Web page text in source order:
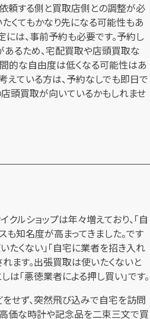
頼する側と買取店側との調整が必
たくてもかなり先になる可能性もあ
には、事前予約も必要です。予約し
るため、宅配買取や店頭買取な
的な自由度は低くなる可能性はあ
えている方は、予約なしでも即日で
頭買取が向いているかもしれませ
ルショップは年々増えており、「自
も知名度が高まってきました。です
たくない」「自宅に業者を招き入れ
ます。出張買取は使いたくないと
「悪徳業者による押し買い」です。
をせず、突然飛び込みで自宅を訪問
高価な時計や記念品を二束三文で買